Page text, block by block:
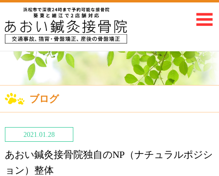
ブログ
2021.01.28
あおい鍼灸接骨院独自のNP（ナチュラルポジシ
ョン）整体